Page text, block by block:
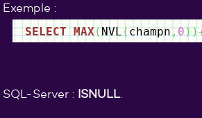
Exemple :
SELECT MAX( NVL( champn , 0))
SQL-Server : ISNULL.